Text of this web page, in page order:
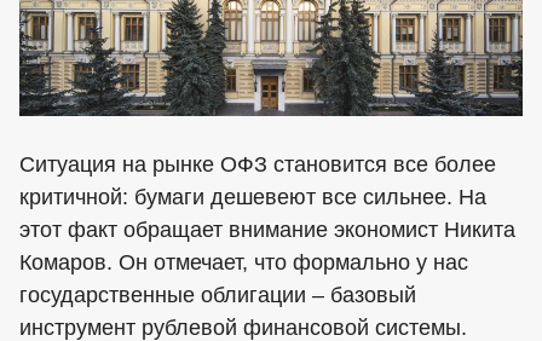
Ситуация на рынке ОФЗ становится все более
критичной: бумаги дешевеют все сильнее. На
этот факт обращает внимание экономист Никита
Комаров. Он отмечает, что формально у нас
государственные облигации – базовый
инструмент рублевой финансовой системы.